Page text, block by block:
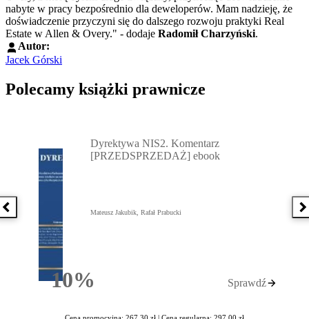
nabyte w pracy bezpośrednio dla deweloperów. Mam nadzieję, że
doświadczenie przyczyni się do dalszego rozwoju praktyki Real
Estate w Allen & Overy." - dodaje Radomił Charzyński.
Autor:
Jacek Górski
Polecamy książki prawnicze
Poprzednia książka
10%Rabatu
Dyrektywa NIS2. Komentarz
[PRZEDSPRZEDAŻ] ebook
Mateusz Jakubik, Rafał Prabucki
Sprawdź